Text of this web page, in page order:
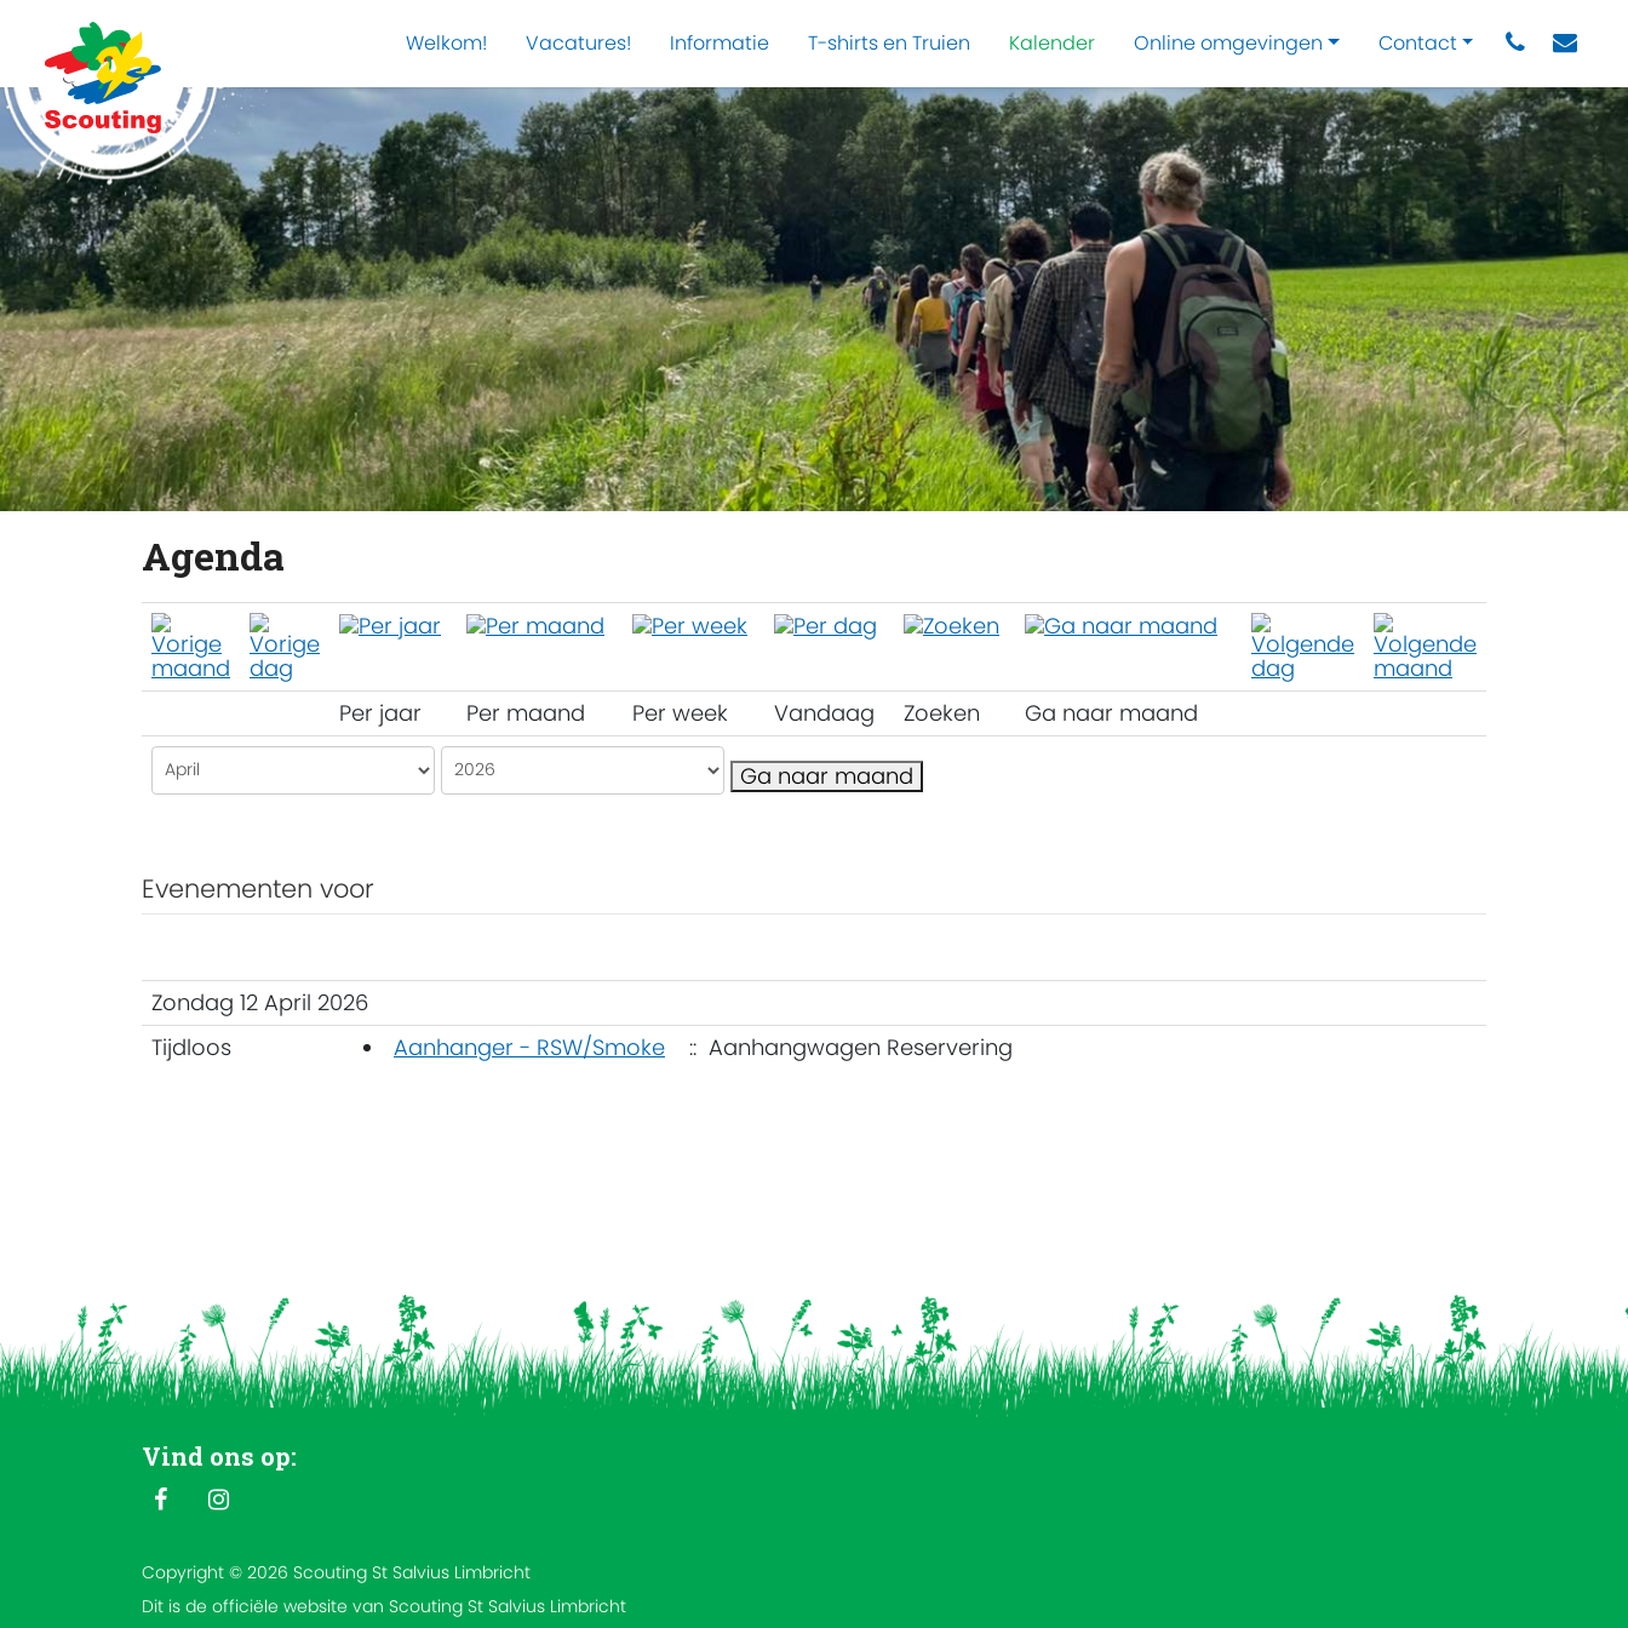
Welkom! Vacatures! Informatie T-shirts en Truien Kalender Online omgevingen Contact
Agenda
Per jaar Per maand Per week Vandaag Zoeken Ga naar maand
Ga naar maand
Evenementen voor
Zondag 12 April 2026
Tijdloos
Aanhanger - RSW/Smoke :: Aanhangwagen Reservering
Vind ons op:
Copyright © 2026 Scouting St Salvius Limbricht
Dit is de officiële website van Scouting St Salvius Limbricht